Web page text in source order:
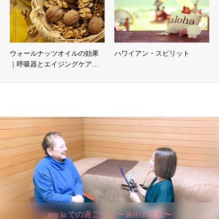
ウォールナッツオイルの効果
｜呼吸器とエイジングケア…
ハワイアン・スピリット
tete la での過ごし方 〜施術の流れ〜